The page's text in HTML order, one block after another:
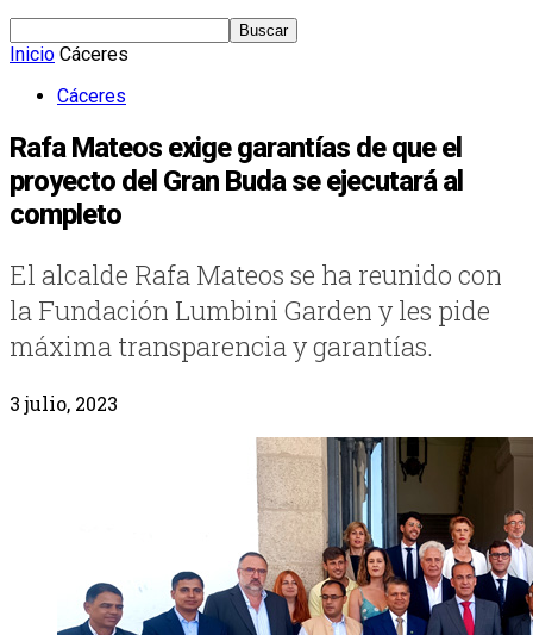
Inicio Cáceres
Cáceres
Rafa Mateos exige garantías de que el
proyecto del Gran Buda se ejecutará al
completo
El alcalde Rafa Mateos se ha reunido con
la Fundación Lumbini Garden y les pide
máxima transparencia y garantías.
3 julio, 2023